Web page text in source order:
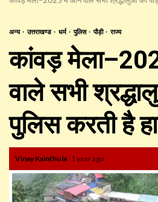
अन्य उत्तराखण्ड धर्म पुलिस पौड़ी राज्य
कांवड़
वाले सभी
पुलिस करती है
Vinay Kainthola 1 year ago